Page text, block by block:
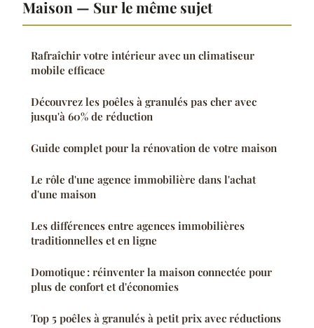
Maison — Sur le même sujet
Rafraîchir votre intérieur avec un climatiseur
mobile efficace
Découvrez les poêles à granulés pas cher avec
jusqu'à 60% de réduction
Guide complet pour la rénovation de votre maison
Le rôle d'une agence immobilière dans l'achat
d'une maison
Les différences entre agences immobilières
traditionnelles et en ligne
Domotique : réinventer la maison connectée pour
plus de confort et d'économies
Top 5 poêles à granulés à petit prix avec réductions